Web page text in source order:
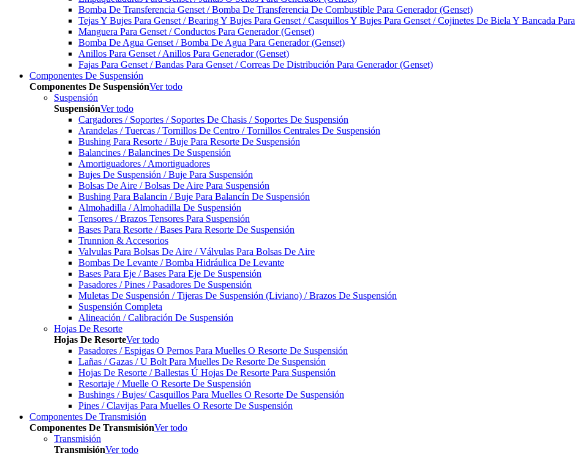
Bomba De Transferencia Genset / Bomba De Transferencia De Combustible Para Generador (Genset)
Tejas Y Bujes Para Genset / Bearing Y Bujes Para Genset / Casquillos Y Bujes Para Genset / Cojinetes De Biela Y Bancada
Manguera Para Genset / Conductos Para Generador (Genset)
Bomba De Agua Genset / Bomba De Agua Para Generador (Genset)
Anillos Para Genset / Anillos Para Generador (Genset)
Fajas Para Genset / Bandas Para Genset / Correas De Distribución Para Generador (Genset)
Componentes De Suspensión
Componentes De SuspensiónVer todo
Suspensión
SuspensiónVer todo
Cargadores / Soportes / Soportes De Chasis / Soportes De Suspensión
Arandelas / Tuercas / Tornillos De Centro / Tornillos Centrales De Suspensión
Bushing Para Resorte / Buje Para Resorte De Suspensión
Balancines / Balancines De Suspensión
Amortiguadores / Amortiguadores
Bujes De Suspensión / Buje Para Suspensión
Bolsas De Aire / Bolsas De Aire Para Suspensión
Bushing Para Balancin / Buje Para Balancín De Suspensión
Almohadilla / Almohadilla De Suspensión
Tensores / Brazos Tensores Para Suspensión
Bases Para Resorte / Bases Para Resorte De Suspensión
Trunnion & Accesorios
Valvulas Para Bolsas De Aire / Válvulas Para Bolsas De Aire
Bombas De Levante / Bomba Hidráulica De Levante
Bases Para Eje / Bases Para Eje De Suspensión
Pasadores / Pines / Pasadores De Suspensión
Muletas De Suspensión / Tijeras De Suspensión (Liviano) / Brazos De Suspensión
Suspensión Completa
Alineación / Calibración De Suspensión
Hojas De Resorte
Hojas De ResorteVer todo
Pasadores / Espigas O Pernos Para Muelles O Resorte De Suspensión
Lañas / Gazas / U Bolt Para Muelles De Resorte De Suspensión
Hojas De Resorte / Ballestas Ú Hojas De Resorte Para Suspensión
Resortaje / Muelle O Resorte De Suspensión
Bushings / Bujes/ Casquillos Para Muelles O Resorte De Suspensión
Pines / Clavijas Para Muelles O Resorte De Suspensión
Componentes De Transmisión
Componentes De TransmisiónVer todo
Transmisión
TransmisiónVer todo